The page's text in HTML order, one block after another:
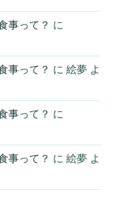
事って？ に
事って？ に 絵夢 よ
事って？ に
事って？ に 絵夢 よ